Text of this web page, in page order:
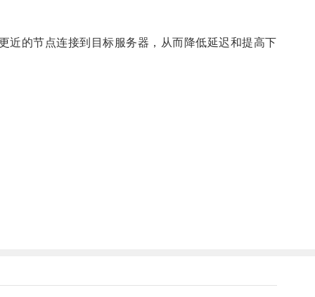
的节点连接到目标服务器，从而降低延迟和提高下